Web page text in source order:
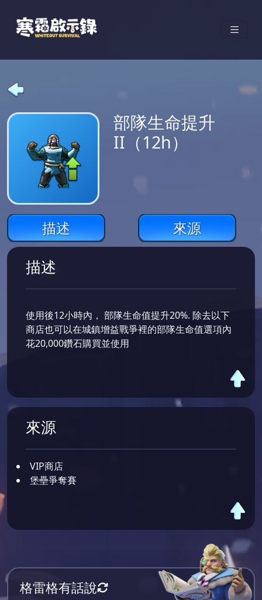
部隊生命提升
II（12h）
描述 來源
描述
使用後12小時內， 部隊生命值提升20%. 除去以下
商店也可以在城鎮增益戰爭裡的部隊生命值選項內
花20,000鑽石購買並使用
來源
VIP商店
堡壘爭奪賽
格雷格有話說